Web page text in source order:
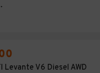
Levante V6 Diesel AWD